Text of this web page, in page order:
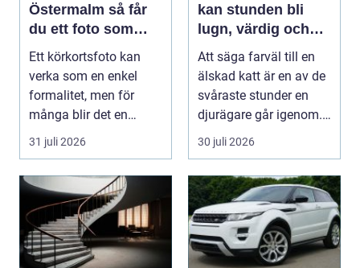
Östermalm så får
du ett foto som
alltid blir godkänt
Ett körkortsfoto kan
verka som en enkel
formalitet, men för
många blir det en
oväntad källa till str...
31 juli 2026
kan stunden bli
lugn, värdig och
trygg
Att säga farväl till en
älskad katt är en av de
svåraste stunder en
djurägare går igenom.
Beslutet o...
30 juli 2026